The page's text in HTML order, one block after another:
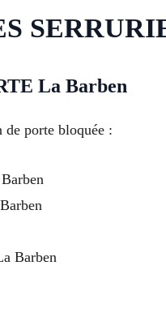
La Barben
porte bloquée :
Barben